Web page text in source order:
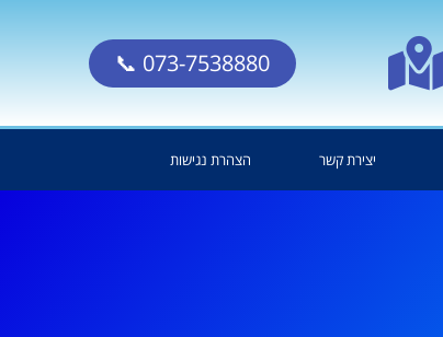
073-7538880 📞
יצירת קשר הצהרת נגישות